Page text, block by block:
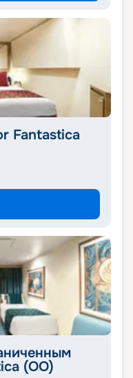
Fantastica
(OO)